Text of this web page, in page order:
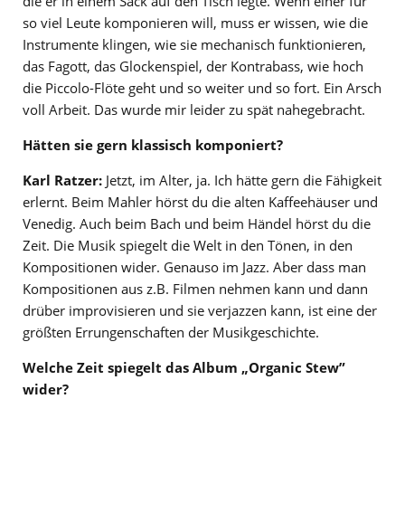
so viel Leute komponieren will, muss er wissen, wie die
Instrumente klingen, wie sie mechanisch funktionieren,
das Fagott, das Glockenspiel, der Kontrabass, wie hoch
die Piccolo-Flöte geht und so weiter und so fort. Ein Arsch
voll Arbeit. Das wurde mir leider zu spät nahegebracht.
Hätten sie gern klassisch komponiert?
Karl Ratzer: Jetzt, im Alter, ja. Ich hätte gern die Fähigkeit
erlernt. Beim Mahler hörst du die alten Kaffeehäuser und
Venedig. Auch beim Bach und beim Händel hörst du die
Zeit. Die Musik spiegelt die Welt in den Tönen, in den
Kompositionen wider. Genauso im Jazz. Aber dass man
Kompositionen aus z.B. Filmen nehmen kann und dann
drüber improvisieren und sie verjazzen kann, ist eine der
größten Errungenschaften der Musikgeschichte.
Welche Zeit spiegelt das Album „Organic Stew”
wider?